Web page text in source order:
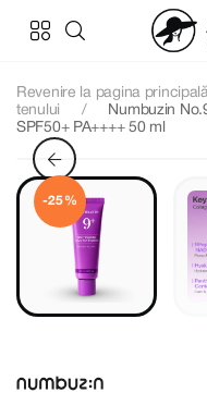
Revenire la pagina
tenului
Numbuzin
SPF50+ PA++++ 50 ml
-25%